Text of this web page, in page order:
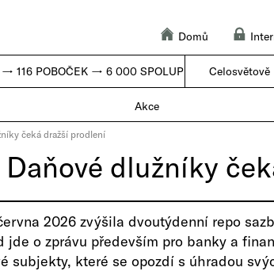
Domů
116 POBOČEK → 6 000 SPOLUPRACOVNÍKŮ |50
Celosvětově
Akce
čeká dražší prodlení
Daňové dlužníky
2026 zvýšila dvoutýdenní repo
jde o zprávu především pro banky a
subjekty, které se opozdí s úhradou